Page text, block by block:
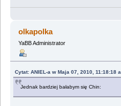
olkapolka
YaBB Administrator
Cytat: ANIEL-a w Maja 07, 2010, 11:18:18
Jednak bardziej bałabym się Chin: